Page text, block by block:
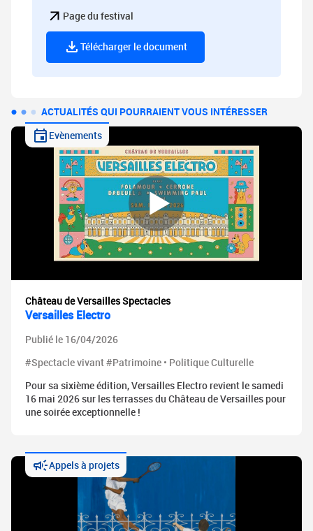
Page du festival
Télécharger le document
ACTUALITÉS QUI POURRAIENT VOUS INTÉRESSER
Evènements
Château de Versailles Spectacles
Versailles Electro
Publié le 16/04/2026
#Spectacle vivant #Patrimoine • Politique Culturelle
Pour sa sixième édition, Versailles Electro revient le samedi
16 mai 2026 sur les terrasses du Château de Versailles pour
une soirée exceptionnelle !
Appels à projets